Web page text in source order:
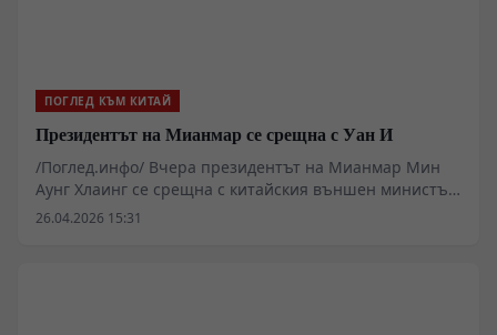
ПОГЛЕД КЪМ КИТАЙ
Президентът на Мианмар се срещна с Уан И
/Поглед.инфо/ Вчера президентът на Мианмар Мин
Аунг Хлаинг се срещна с китайския външен министър
Уан И, който е на посещение в страната.
26.04.2026 15:31